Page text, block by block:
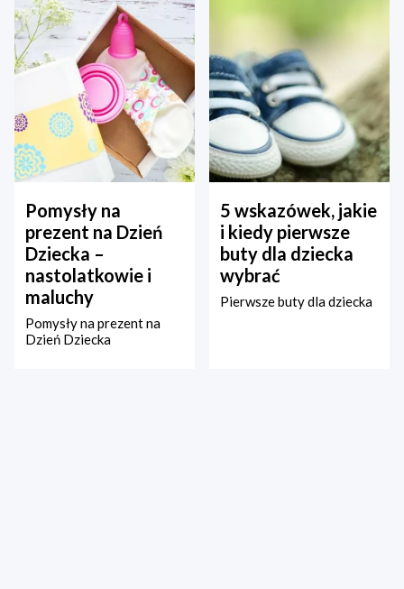
Pomysły na
prezent na Dzień
Dziecka –
nastolatkowie i
maluchy
Pomysły na prezent na
Dzień Dziecka
5 wskazówek, jakie
i kiedy pierwsze
buty dla dziecka
wybrać
Pierwsze buty dla dziecka